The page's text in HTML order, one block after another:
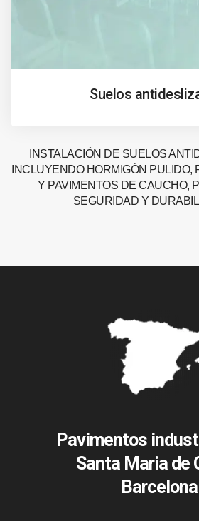
Suelos
INSTALACIÓN DE SUELOS
INCLUYENDO HORMIGÓN PULIDO,
Y PAVIMENTOS DE CAUCHO,
SEGURIDAD Y
Pavimentos
Santa Maria de
Barcelona